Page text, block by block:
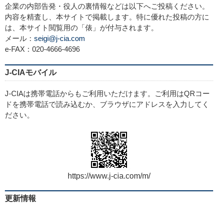
企業の内部告発・役人の裏情報などは以下へご投稿ください。
内容を精査し、本サイトで掲載します。特に優れた投稿の方に
は、本サイト閲覧用の「俵」が付与されます。
メール： seigi@j-cia.com
e-FAX：020-4666-4696
J-CIAモバイル
J-CIAは携帯電話からもご利用いただけます。ご利用はQRコー
ドを携帯電話で読み込むか、ブラウザにアドレスを入力してく
ださい。
https://www.j-cia.com/m/
更新情報